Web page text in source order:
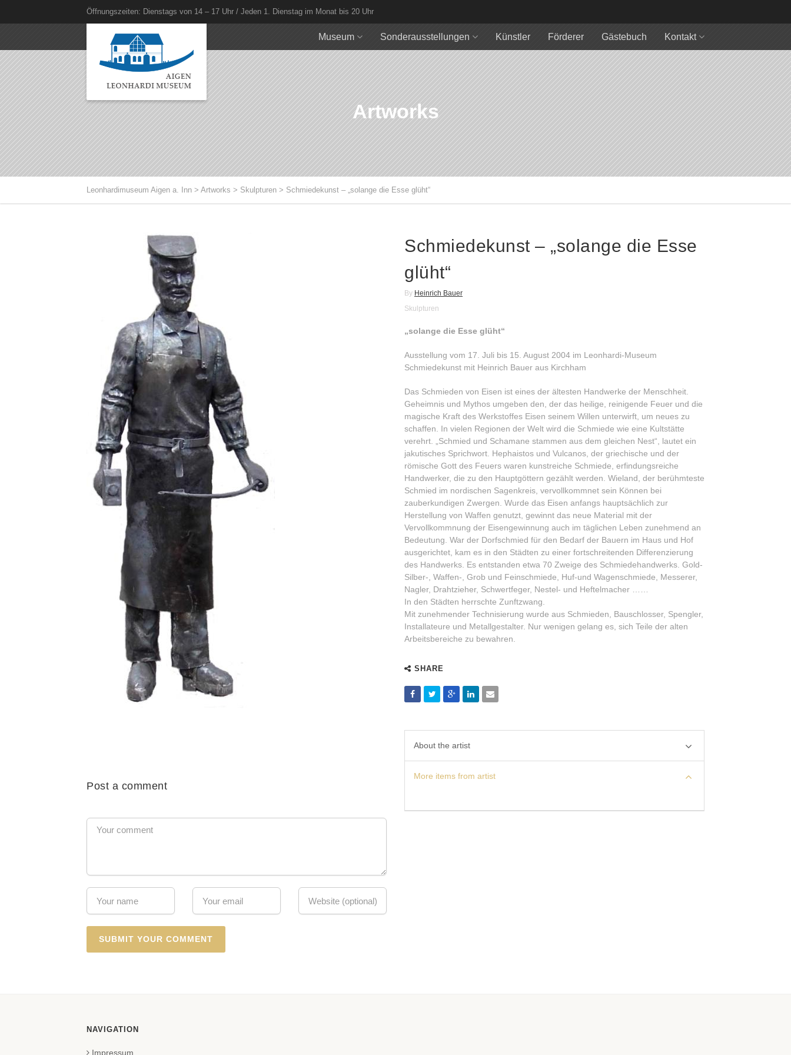
Öffnungszeiten: Dienstags von 14 – 17 Uhr / Jeden 1. Dienstag im Monat bis 20 Uhr
Museum Sonderausstellungen Künstler Förderer Gästebuch Kontakt
Artworks
Leonhardimuseum Aigen a. Inn > Artworks > Skulpturen > Schmiedekunst – „solange die Esse glüht“
Post a comment
Schmiedekunst – „solange die Esse
glüht“
By Heinrich Bauer
Skulpturen
„solange die Esse glüht“
Ausstellung vom 17. Juli bis 15. August 2004 im Leonhardi-Museum
Schmiedekunst mit Heinrich Bauer aus Kirchham
Das Schmieden von Eisen ist eines der ältesten Handwerke der Menschheit.
Geheimnis und Mythos umgeben den, der das heilige, reinigende Feuer und die
magische Kraft des Werkstoffes Eisen seinem Willen unterwirft, um neues zu
schaffen. In vielen Regionen der Welt wird die Schmiede wie eine Kultstätte
verehrt. „Schmied und Schamane stammen aus dem gleichen Nest“, lautet ein
jakutisches Sprichwort. Hephaistos und Vulcanos, der griechische und der
römische Gott des Feuers waren kunstreiche Schmiede, erfindungsreiche
Handwerker, die zu den Hauptgöttern gezählt werden. Wieland, der berühmteste
Schmied im nordischen Sagenkreis, vervollkommnet sein Können bei
zauberkundigen Zwergen. Wurde das Eisen anfangs hauptsächlich zur
Herstellung von Waffen genutzt, gewinnt das neue Material mit der
Vervollkommnung der Eisengewinnung auch im täglichen Leben zunehmend an
Bedeutung. War der Dorfschmied für den Bedarf der Bauern im Haus und Hof
ausgerichtet, kam es in den Städten zu einer fortschreitenden Differenzierung
des Handwerks. Es entstanden etwa 70 Zweige des Schmiedehandwerks. Gold-
Silber-, Waffen-, Grob und Feinschmiede, Huf-und Wagenschmiede, Messerer,
Nagler, Drahtzieher, Schwertfeger, Nestel- und Heftelmacher ……
In den Städten herrschte Zunftzwang.
Mit zunehmender Technisierung wurde aus Schmieden, Bauschlosser, Spengler,
Installateure und Metallgestalter. Nur wenigen gelang es, sich Teile der alten
Arbeitsbereiche zu bewahren.
SHARE
About the artist
More items from artist
NAVIGATION
Impressum